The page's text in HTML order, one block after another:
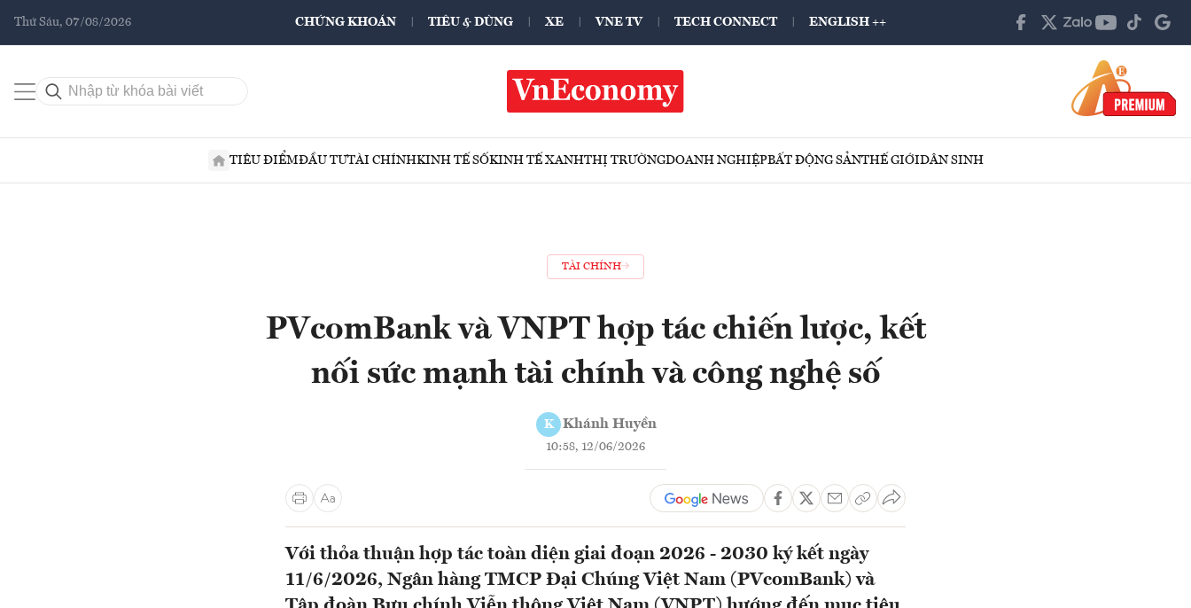
Thứ Sáu, 07/08/2026 CHỨNG KHOÁN TIÊU & DÙNG XE VNE TV TECH CONNECT ENGLISH ++
TIÊU ĐIỂMĐẦU TƯTÀI CHÍNHKINH TẾ SỐKINH TẾ XANHTHỊ TRƯỜNGDOANH NGHIỆPBẤT ĐỘNG SẢNTHẾ GIỚIDÂN SINH
TÀI CHÍNH
PVcomBank và VNPT hợp tác chiến lược, kết
nối sức mạnh tài chính và công nghệ số
K Khánh Huyền
10:58, 12/06/2026
Với thỏa thuận hợp tác toàn diện giai đoạn 2026 - 2030 ký kết ngày
11/6/2026, Ngân hàng TMCP Đại Chúng Việt Nam (PVcomBank) và